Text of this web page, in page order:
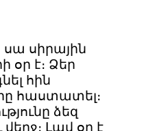
սա սիրային
օր է։ Ձեր
հին
հաստատել։
ձեզ
վերջ։ Լավ օր է